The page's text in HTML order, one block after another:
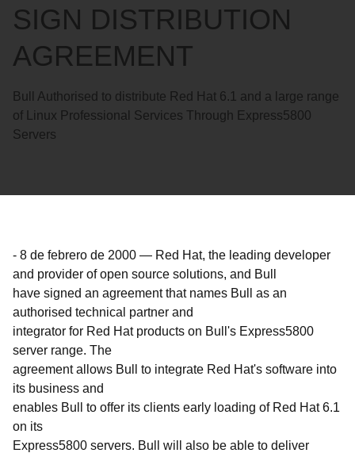
SIGN DISTRIBUTION
AGREEMENT
Bull Authorised to distribute Red Hat 6.1 and a large range
of Linux Professional Services Through Express5800
Servers
- 8 de febrero de 2000 — Red Hat, the leading developer
and provider of open source solutions, and Bull
have signed an agreement that names Bull as an
authorised technical partner and
integrator for Red Hat products on Bull's Express5800
server range. The
agreement allows Bull to integrate Red Hat's software into
its business and
enables Bull to offer its clients early loading of Red Hat 6.1
on its
Express5800 servers. Bull will also be able to deliver